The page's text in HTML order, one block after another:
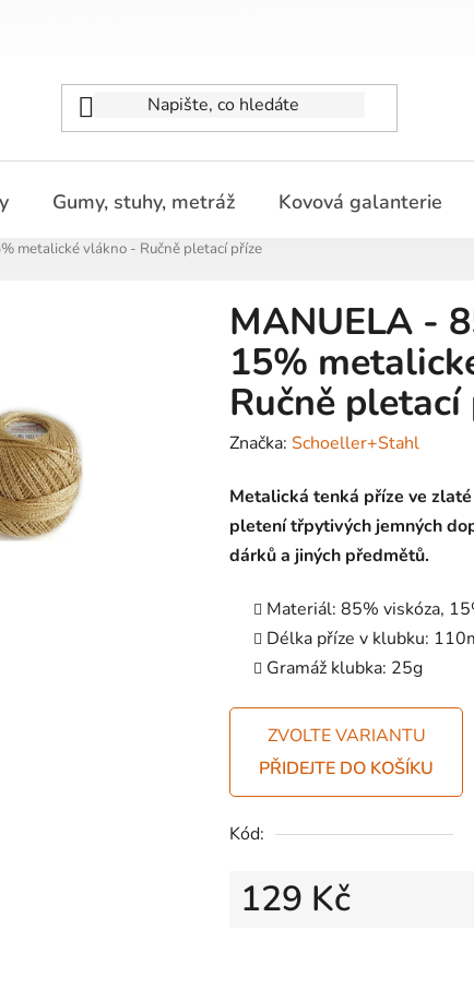
Gumy, stuhy, metráž Kovová galanterie
metalické vlákno - Ručně pletací příze
MANUELA -
15%
Ručně pletací
Značka: Schoeller+Stahl
Metalická tenká příze ve
pletení třpytivých jemných
dárků a jiných předmětů.
Materiál: 85% viskóza,
Délka příze v klubku:
Gramáž klubka: 25g
ZVOLTE VARIANTU
Kód:
129 Kč